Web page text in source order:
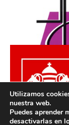
Utilizamos
nuestra web.
Puedes aprender
desactivarlas en